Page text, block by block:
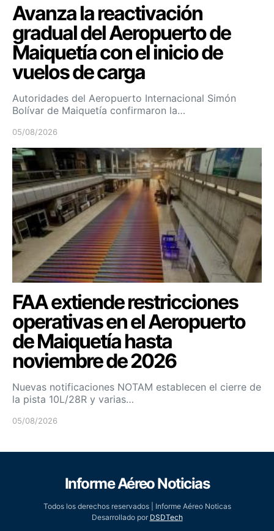
Avanza la reactivación
gradual del Aeropuerto de
Maiquetía con el inicio de
vuelos de carga
Autoridades del Aeropuerto Internacional Simón
Bolívar de Maiquetía confirmaron la…
05/08/2026
FAA extiende restricciones
operativas en el Aeropuerto
de Maiquetía hasta
noviembre de 2026
Nuevas notificaciones NOTAM establecen el cierre de
la pista 10L/28R y varias…
05/08/2026
Informe Aéreo Noticias
Todos los derechos reservados | Informe Aéreo Noticas
Desarrollado por DSDTech